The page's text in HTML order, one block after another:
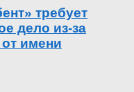
требует
дело из-за
имени